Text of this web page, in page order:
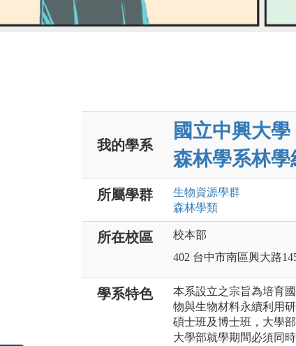
ColleGo! 大學選才與高中育才輔助系統
我的學系
國立中興大學
森林學系林學
所屬學群 生物資源學群
森林學類
所在校區
校本部
402 台中市南區興大路
學系特色
本系設立之宗旨為培育
物與生物材料永續利用
碩士班及博士班，大學
大學部就學期間必須同